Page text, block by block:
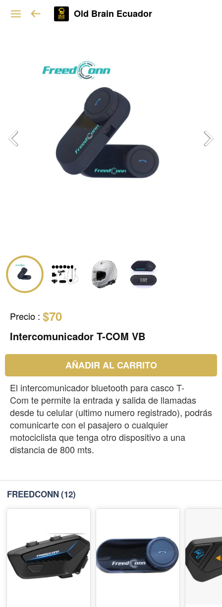
Old Brain Ecuador
Precio : $70
Intercomunicador T-COM VB
AÑADIR AL CARRITO
El intercomunicador bluetooth para casco T-
Com te permite la entrada y salida de llamadas
desde tu celular (ultimo numero registrado), podrás
comunicarte con el pasajero o cualquier
motociclista que tenga otro dispositivo a una
distancia de 800 mts.
FREEDCONN(12)